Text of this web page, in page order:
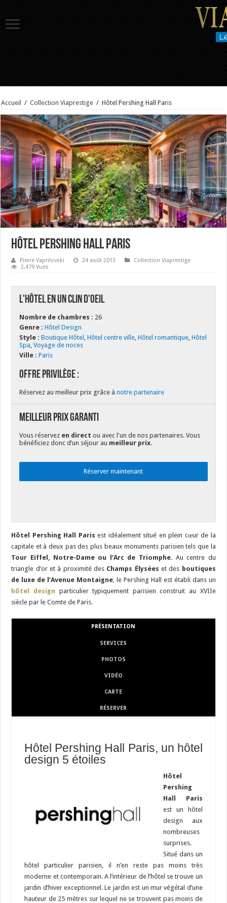
Accueil / Collection Viaprestige / Hôtel Pershing Hall Paris
Hôtel Pershing Hall Paris
Pierre Vaprilovski 24 août 2013
Collection Viaprestige
2,479 Vues
L'hôtel en un clin d'oeil
Nombre de chambres : 26
Genre : Hôtel Design
Style : Boutique Hôtel ,Hôtel centre ville ,Hôtel romantique ,Hôtel
Spa ,Voyage de noces
Ville : Paris
Offre Privilège :
Réservez au meilleur prix grâce ànotre partenaire
Meilleur Prix Garanti
Vous réservez en direct ou avec l'un de nos partenaires. Vous
bénéficiez donc d’un séjour au meilleur prix.
Réserver maintenant
Hôtel Pershing Hall Paris est idéalement situé en plein cœur de la
capitale et à deux pas des plus beaux monuments parisien tels que la
Tour Eiffel, Notre-Dame ou l’Arc de Triomphe. Au centre du
triangle d’or et à proximité des Champs Élysées et des boutiques
de luxe de l’Avenue Montaigne , le Pershing Hall est établi dans un
hôtel design particulier typiquement parisien construit au XVIIe
siècle par le Comte de Paris.
PRÉSENTATION
SERVICES
PHOTOS
VIDÉO
CARTE
RÉSERVER
Hôtel Pershing Hall Paris, un hôtel
design 5 étoiles
Hôtel
Pershing
Hall Paris
est un hôtel
design aux
nombreuses
surprises.
Situé dans un
hôtel particulier parisien, il n’en reste pas moins très
moderne et contemporain. A l’intérieur de l’hôtel se trouve un
jardin d’hiver exceptionnel. Le jardin est un mur végétal d’une
hauteur de 25 mètres sur lequel ne se trouvent pas moins de